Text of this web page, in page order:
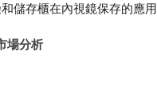
儲存櫃在內視鏡保存的應用
場分析